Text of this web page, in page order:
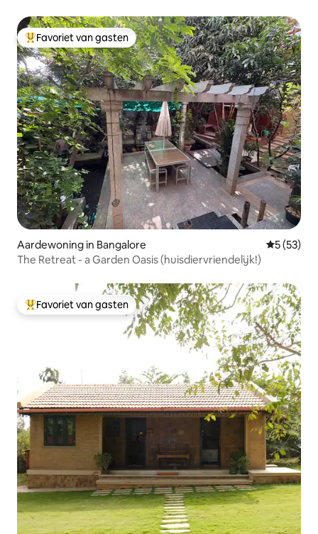
Topfavoriet van gasten
Favoriet van gasten
Aardewoning in Bangalore
5 (53)
The Retreat - a Garden Oasis (huisdiervriendelijk!)
Topfavoriet van gasten
Favoriet van gasten